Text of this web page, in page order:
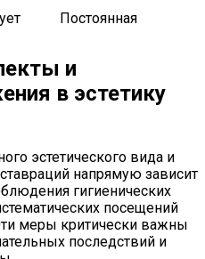
Постоянная
и
в эстетику
эстетического вида и
напрямую зависит
гигиенических
посещений
меры критически важны
последствий и